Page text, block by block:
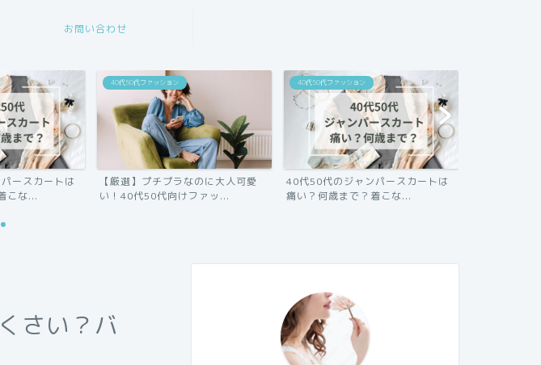
お問い合わせ
ースカートは
こな...
40代50代ファッション
【厳選】プチプラなのに大人可愛
い！40代50代向けファッ...
40代50代ファッション
40代50代のジャンパースカートは
痛い？何歳まで？着こな...
さい？バ